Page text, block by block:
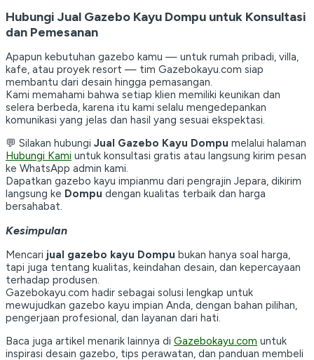
Hubungi Jual Gazebo Kayu Dompu untuk Konsultasi
dan Pemesanan
Apapun kebutuhan gazebo kamu — untuk rumah pribadi, villa,
kafe, atau proyek resort — tim Gazebokayu.com siap
membantu dari desain hingga pemasangan.
Kami memahami bahwa setiap klien memiliki keunikan dan
selera berbeda, karena itu kami selalu mengedepankan
komunikasi yang jelas dan hasil yang sesuai ekspektasi.
💬 Silakan hubungi Jual Gazebo Kayu Dompu melalui halaman
Hubungi Kami untuk konsultasi gratis atau langsung kirim pesan
ke WhatsApp admin kami.
Dapatkan gazebo kayu impianmu dari pengrajin Jepara, dikirim
langsung ke Dompu dengan kualitas terbaik dan harga
bersahabat.
Kesimpulan
Mencari jual gazebo kayu Dompu bukan hanya soal harga,
tapi juga tentang kualitas, keindahan desain, dan kepercayaan
terhadap produsen.
Gazebokayu.com hadir sebagai solusi lengkap untuk
mewujudkan gazebo kayu impian Anda, dengan bahan pilihan,
pengerjaan profesional, dan layanan dari hati.
Baca juga artikel menarik lainnya di Gazebokayu.com untuk
inspirasi desain gazebo, tips perawatan, dan panduan membeli